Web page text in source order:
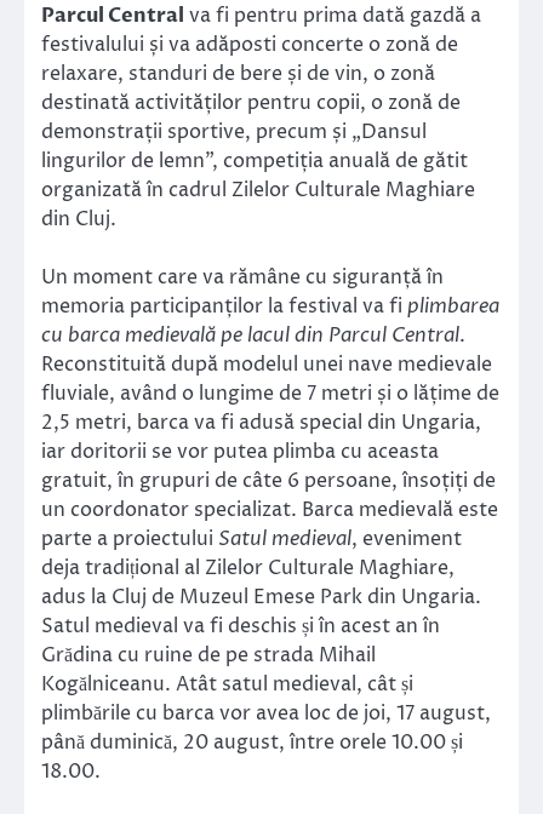
Parcul Central va fi pentru prima dată gazdă a
festivalului și va adăposti concerte o zonă de
relaxare, standuri de bere și de vin, o zonă
destinată activităților pentru copii, o zonă de
demonstrații sportive, precum și „Dansul
lingurilor de lemn”, competiția anuală de gătit
organizată în cadrul Zilelor Culturale Maghiare
din Cluj.
Un moment care va rămâne cu siguranță în
memoria participanților la festival va fi plimbarea
cu barca medievală pe lacul din Parcul Central.
Reconstituită după modelul unei nave medievale
fluviale, având o lungime de 7 metri și o lățime de
2,5 metri, barca va fi adusă special din Ungaria,
iar doritorii se vor putea plimba cu aceasta
gratuit, în grupuri de câte 6 persoane, însoțiți de
un coordonator specializat. Barca medievală este
parte a proiectului Satul medieval, eveniment
deja tradițional al Zilelor Culturale Maghiare,
adus la Cluj de Muzeul Emese Park din Ungaria.
Satul medieval va fi deschis și în acest an în
Grădina cu ruine de pe strada Mihail
Kogălniceanu. Atât satul medieval, cât și
plimbările cu barca vor avea loc de joi, 17 august,
până duminică, 20 august, între orele 10.00 și
18.00.